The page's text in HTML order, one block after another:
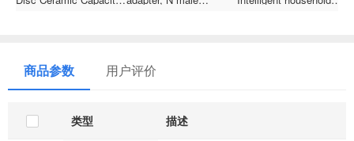
Decoupling
adapter
商品参数 用户评价
类型 描述